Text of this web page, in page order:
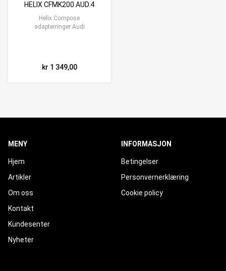
HELIX CFMK200 AUD.4
Helix Compose
adapterringer Audi
kr 1 349,00
MENY
Hjem
Artikler
Om oss
Kontakt
Kundesenter
Nyheter
INFORMASJON
Betingelser
Personvernerklæring
Cookie policy